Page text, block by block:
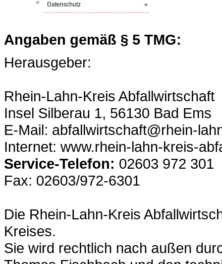
Datenschutz »
Angaben gemäß § 5 TMG:
Herausgeber:
Rhein-Lahn-Kreis Abfallwirtschaft
Insel Silberau 1, 56130 Bad Ems
E-Mail: abfallwirtschaft@rhein-
Internet: www.rhein-lahn-kreis-
Service-Telefon: 02603 972 301
Fax: 02603/972-6301
Die Rhein-Lahn-Kreis
Kreises.
Sie wird rechtlich nach außen